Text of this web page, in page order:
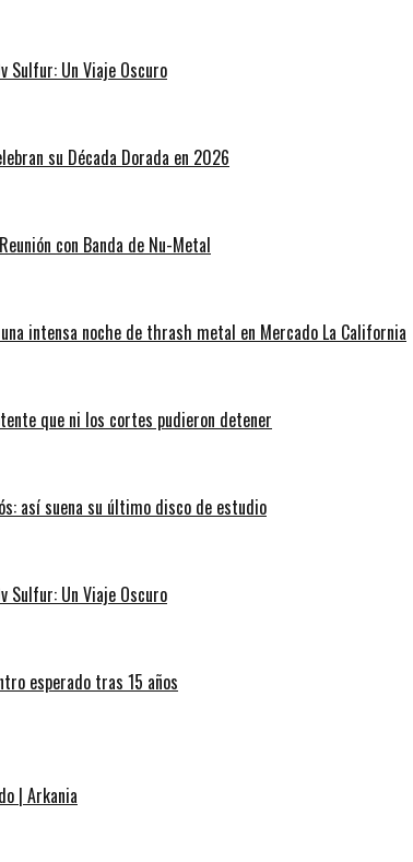
Sulfur: Un Viaje Oscuro
su Década Dorada en 2026
con Banda de Nu-Metal
intensa noche de thrash metal en Mercado La California
que ni los cortes pudieron detener
así suena su último disco de estudio
Sulfur: Un Viaje Oscuro
esperado tras 15 años
| Arkania